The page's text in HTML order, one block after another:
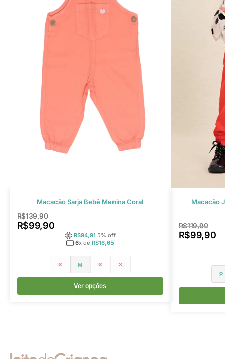
Macacão Sarja Bebê Menina Coral
R$139,90
R$99,90
R$94,91 5% off
6x deR$16,65
P M G GG
Ver opções
Macacão
R$119,90
R$99,90
P